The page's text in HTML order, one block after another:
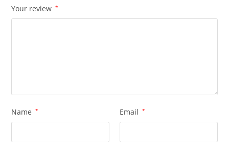
Your review *
Name * Email *